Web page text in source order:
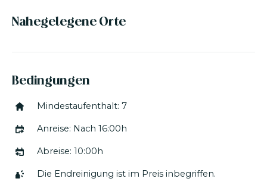
verschiedene Bereiche, darunter die
Schlafzimmern, den Swimmingpool und
eine Klimaanlage und dank der dicken
Mauern traditioneller Häuser herrscht den
ganzen Sommer über eine stabile
Temperatur.
Die Villa verfügt über sieben gut
Nahegelegene Orte
Bedingungen
Mindestaufenthalt: 7
Anreise: Nach 16:00h
Abreise: 10:00h
Die Endreinigung ist im Preis inbegriffen.